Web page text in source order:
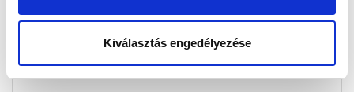
Kiválasztás engedélyezése
A hajrában szerzett, két cserejátékosunk által
összehozott góllal nyertünk a ZTE otthonában.